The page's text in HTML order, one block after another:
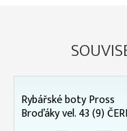
Rybářské boty Pross
Broďáky vel. 43 (9)